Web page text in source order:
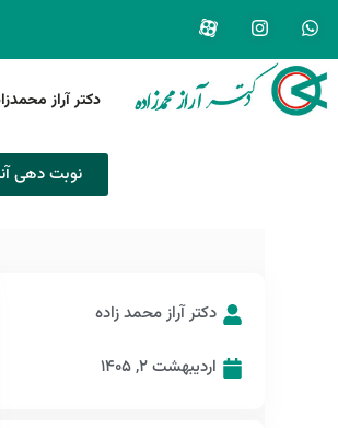
دکتر آراز
نوبت دهی
دکتر آراز محمد زاده
اردیبهشت ۲, ۱۴۰۵